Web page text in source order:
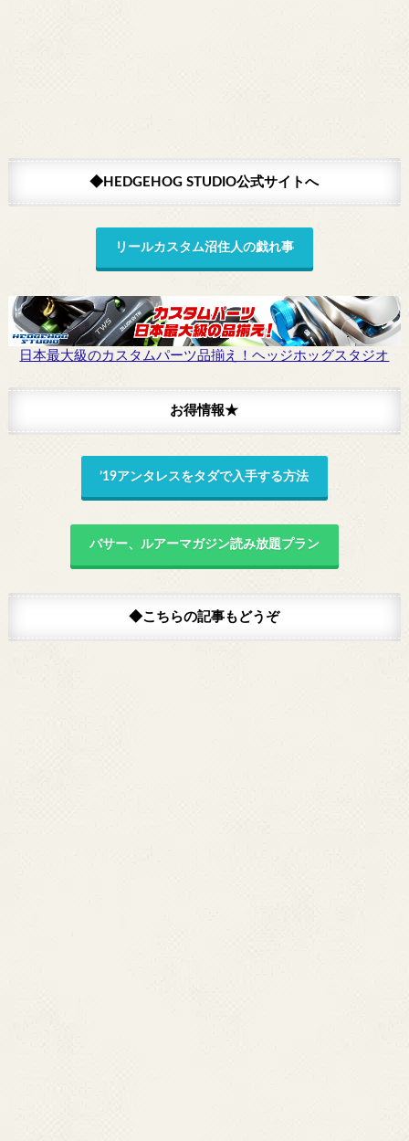
◆HEDGEHOG STUDIO公式サイトへ
リールカスタム沼住人の戯れ事
日本最大級のカスタムパーツ品揃え！ヘッジホッグスタジオ
お得情報★
’19アンタレスをタダで入手する方法
バサー、ルアーマガジン読み放題プラン
◆こちらの記事もどうぞ